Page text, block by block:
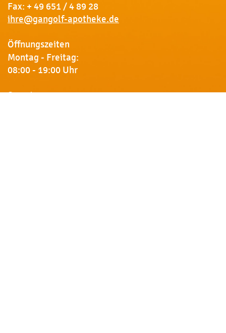
Fax: + 49 651 / 4 89 28
ihre@gangolf-apotheke.de
Öffnungszeiten
Montag - Freitag:
08:00 - 19:00 Uhr
Samstag: